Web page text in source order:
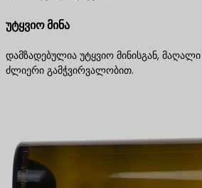
უტყვიო მინა
დამზადებულია უტყვიო მინისგან,
ძლიერი გამჭვირვალობით.